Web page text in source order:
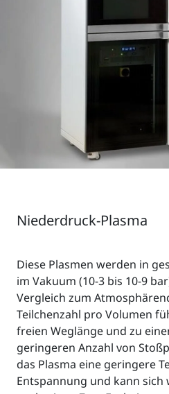
Niederdruck-Plasma
Diese Plasmen werden in
im Vakuum (10-3 bis 10-9
Vergleich zum
Teilchenzahl pro Volumen
freien Weglänge und zu
geringeren Anzahl von
das Plasma eine geringere
Entspannung und kann sich